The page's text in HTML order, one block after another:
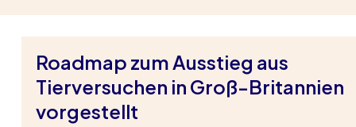
Roadmap zum Ausstieg aus
Tierversuchen in Groß-Britannien
vorgestellt